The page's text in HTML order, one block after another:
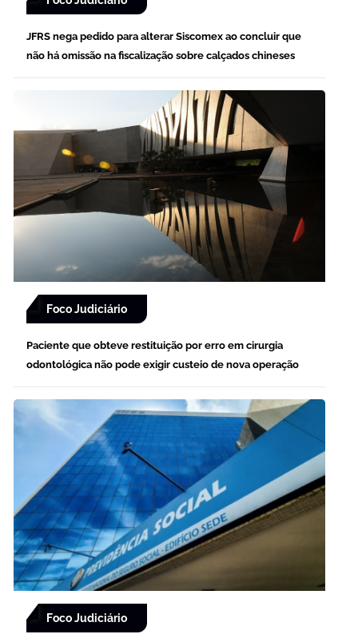
JFRS nega pedido para alterar Siscomex ao concluir que
não há omissão na fiscalização sobre calçados chineses
Foco Judiciário
Paciente que obteve restituição por erro em cirurgia
odontológica não pode exigir custeio de nova operação
Foco Judiciário